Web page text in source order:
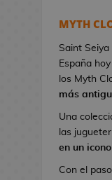
MYTH
Saint
España
los Myth
más
Una
las
en un
Con el